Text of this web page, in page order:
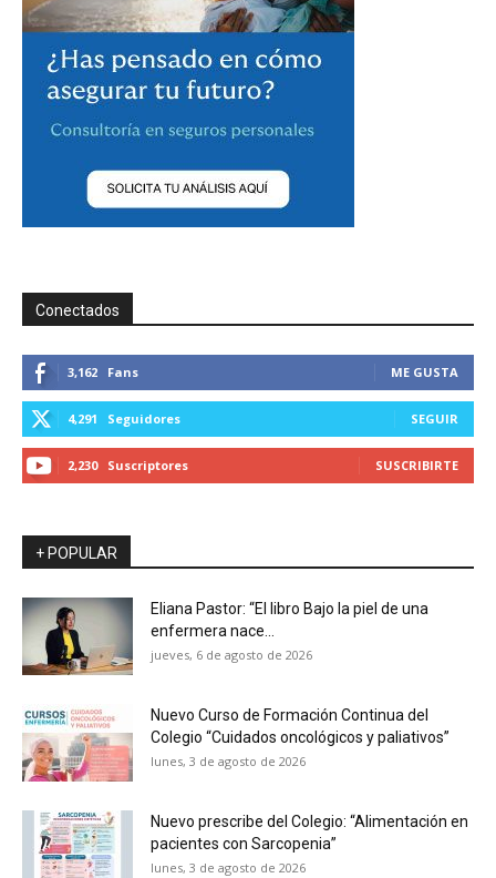
Conectados
3,162 Fans ME GUSTA
4,291 Seguidores SEGUIR
2,230 Suscriptores SUSCRIBIRTE
+ POPULAR
Eliana Pastor: “El libro Bajo la piel de una
enfermera nace...
jueves, 6 de agosto de 2026
Nuevo Curso de Formación Continua del
Colegio “Cuidados oncológicos y paliativos”
lunes, 3 de agosto de 2026
Nuevo prescribe del Colegio: “Alimentación en
pacientes con Sarcopenia”
lunes, 3 de agosto de 2026